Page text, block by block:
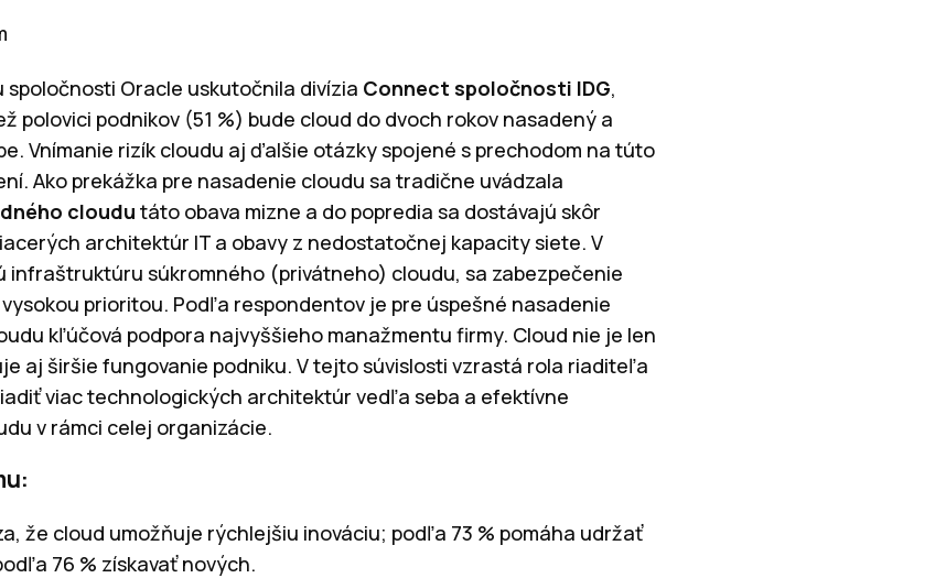
Oracle uskutočnila divízia Connect spoločnosti IDG,
polovici podnikov (51 %) bude cloud do dvoch rokov nasadený a
Vnímanie rizík cloudu aj ďalšie otázky spojené s prechodom na túto
Ako prekážka pre nasadenie cloudu sa tradične uvádzala
cloudu táto obava mizne a do popredia sa dostávajú skôr
architektúr IT a obavy z nedostatočnej kapacity siete. V
infraštruktúru súkromného (privátneho) cloudu, sa zabezpečenie
prioritou. Podľa respondentov je pre úspešné nasadenie
kľúčová podpora najvyššieho manažmentu firmy. Cloud nie je len
aj širšie fungovanie podniku. V tejto súvislosti vzrastá rola riaditeľa
viac technologických architektúr vedľa seba a efektívne
v rámci celej organizácie.
že cloud umožňuje rýchlejšiu inováciu; podľa 73 % pomáha udržať
76 % získavať nových.